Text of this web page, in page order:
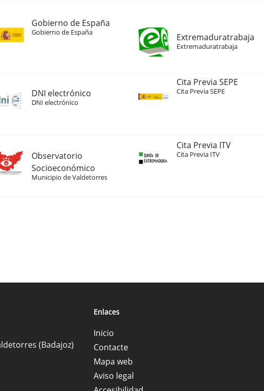
Gobierno de España
Gobierno de España Extremaduratrabaja
Extremaduratrabaja
DNI electrónico
DNI electrónico
Cita Previa SEPE
Cita Previa SEPE
Observatorio
Socioeconómico
Municipio de Valdetorres
Cita Previa ITV
Cita Previa ITV
(Badajoz)
Enlaces
Inicio
Contacte
Mapa web
Aviso legal